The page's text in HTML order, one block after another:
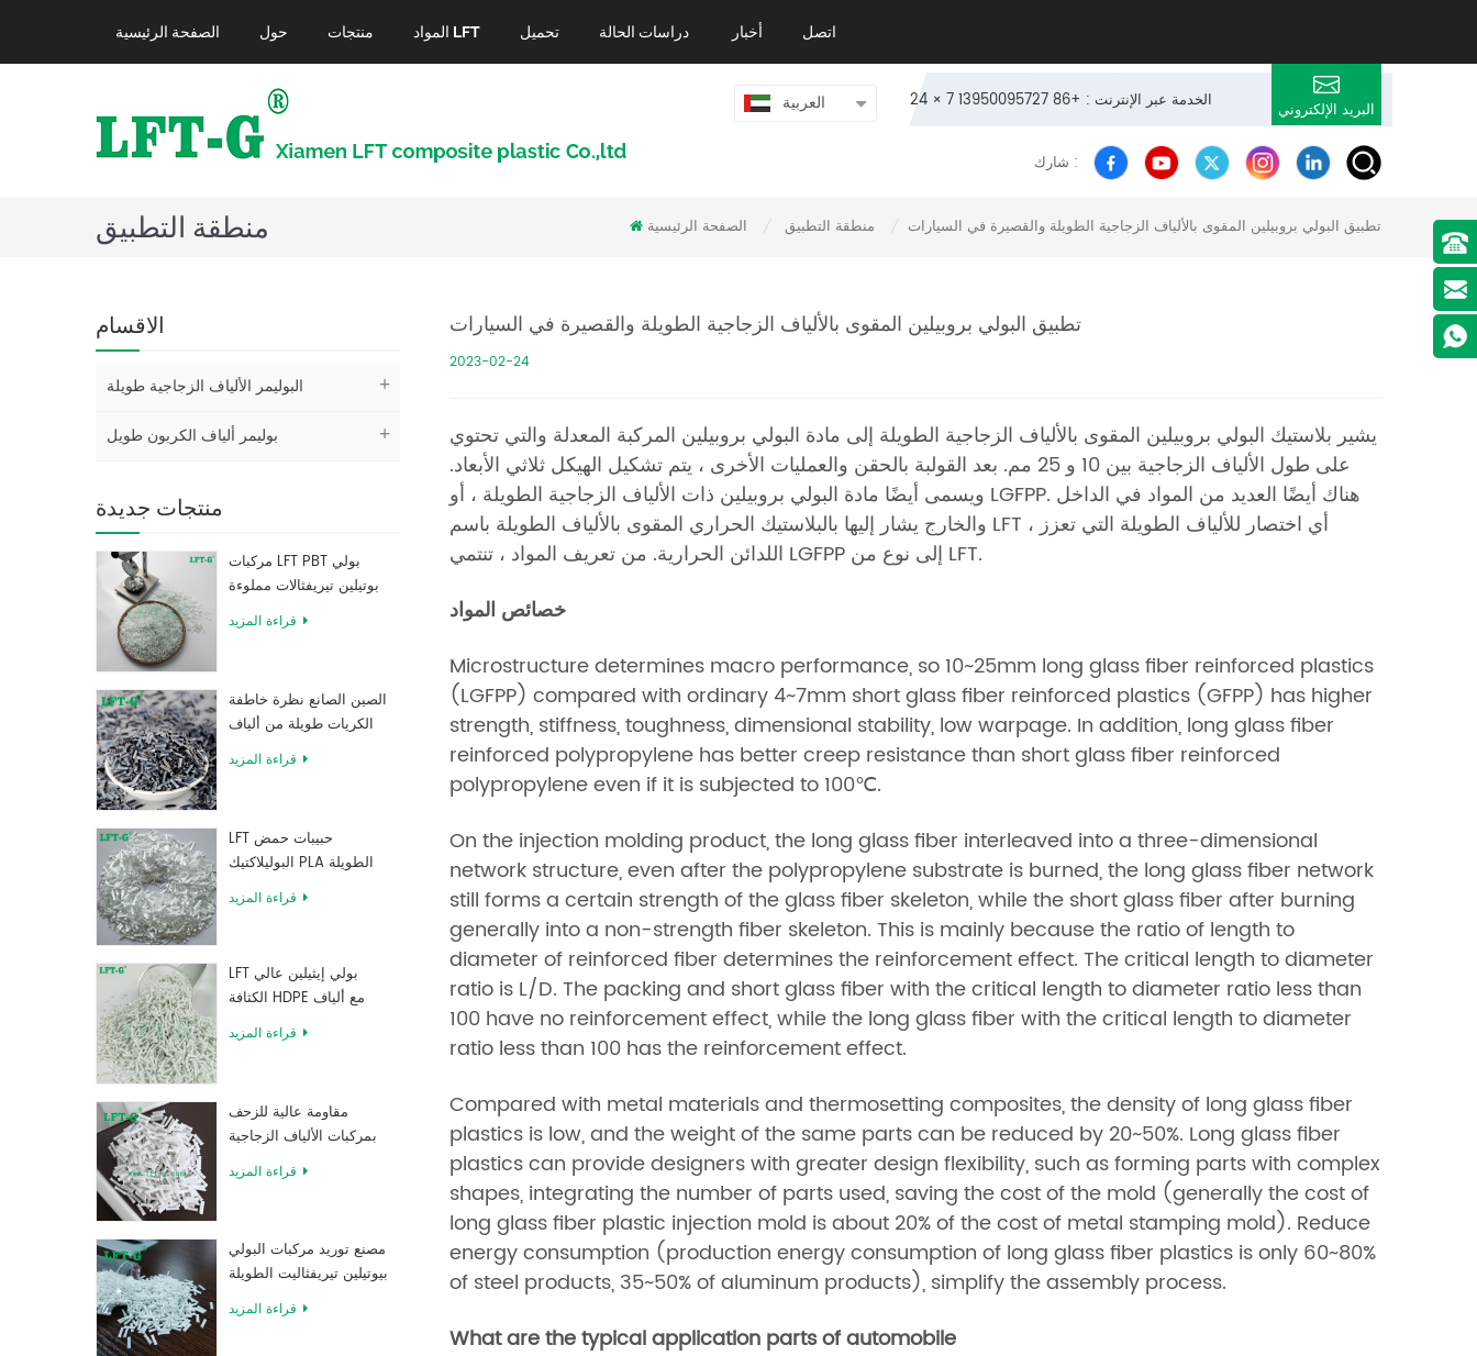
الصفحة الرئيسية حول منتجات المواد LFT تحميل دراسات الحالة أخبار اتصل
24 × 7 الخدمة عبر الإنترنت : +86 13950095727 البريد الإلكتروني العربية
شارك :
منطقة التطبيق الصفحة الرئيسية منطقة التطبيق تطبيق البولي بروبيلين المقوى بالألياف الزجاجية الطويلة والقصيرة في السيارات
الاقسام
البوليمر الألياف الزجاجية طويلة
بوليمر ألياف الكربون طويل
منتجات جديدة
مركبات LFT PBT بولي
بوتيلين تيريفثالات مملوءة
بألياف زجاجية طويلة
قراءة المزيد
الصين الصانع نظرة خاطفة
الكريات طويلة من ألياف
الكربون المقوى بالراتنج
قراءة المزيد
LFT حبيبات حمض
البوليلاكتيك PLA الطويلة
المقواة بالألياف الزجاجية
عالية القوة
قراءة المزيد
LFT بولي إيثيلين عالي
الكثافة HDPE مع ألياف
زجاجية طويلة معززة
قراءة المزيد
مقاومة عالية للزحف
بمركبات الألياف الزجاجية
قراءة المزيد
مصنع توريد مركبات البولي
بيوتيلين تيريفثاليت الطويلة
المقواة بالألياف الزجاجية
قراءة المزيد
تطبيق البولي بروبيلين المقوى بالألياف الزجاجية الطويلة والقصيرة في السيارات
2023-02-24
يشير بلاستيك البولي بروبيلين المقوى بالألياف الزجاجية الطويلة إلى مادة البولي بروبيلين المركبة المعدلة والتي تحتوي
على طول الألياف الزجاجية بين 10 و 25 مم. بعد القولبة بالحقن والعمليات الأخرى ، يتم تشكيل الهيكل ثلاثي الأبعاد.
ويسمى أيضًا مادة البولي بروبيلين ذات الألياف الزجاجية الطويلة ، أو LGFPP. هناك أيضًا العديد من المواد في الداخل
والخارج يشار إليها بالبلاستيك الحراري المقوى بالألياف الطويلة باسم LFT ، أي اختصار للألياف الطويلة التي تعزز
اللدائن الحرارية. من تعريف المواد ، تنتمي LGFPP إلى نوع من LFT.
خصائص المواد
Microstructure determines macro performance, so 10~25mm long glass fiber reinforced plastics
(LGFPP) compared with ordinary 4~7mm short glass fiber reinforced plastics (GFPP) has higher
strength, stiffness, toughness, dimensional stability, low warpage. In addition, long glass fiber
reinforced polypropylene has better creep resistance than short glass fiber reinforced
polypropylene even if it is subjected to 100℃.
On the injection molding product, the long glass fiber interleaved into a three-dimensional
network structure, even after the polypropylene substrate is burned, the long glass fiber network
still forms a certain strength of the glass fiber skeleton, while the short glass fiber after burning
generally into a non-strength fiber skeleton. This is mainly because the ratio of length to
diameter of reinforced fiber determines the reinforcement effect. The critical length to diameter
ratio is L/D. The packing and short glass fiber with the critical length to diameter ratio less than
100 have no reinforcement effect, while the long glass fiber with the critical length to diameter
ratio less than 100 has the reinforcement effect.
Compared with metal materials and thermosetting composites, the density of long glass fiber
plastics is low, and the weight of the same parts can be reduced by 20~50%. Long glass fiber
plastics can provide designers with greater design flexibility, such as forming parts with complex
shapes, integrating the number of parts used, saving the cost of the mold (generally the cost of
long glass fiber plastic injection mold is about 20% of the cost of metal stamping mold). Reduce
energy consumption (production energy consumption of long glass fiber plastics is only 60~80%
of steel products, 35~50% of aluminum products), simplify the assembly process.
What are the typical application parts of automobile